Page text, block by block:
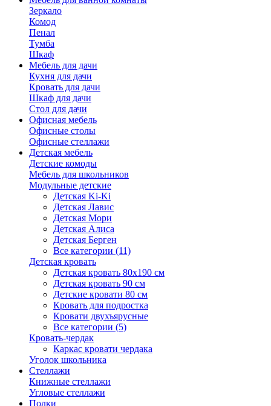
Зеркало
Комод
Пенал
Тумба
Шкаф
Мебель для дачи
Кухня для дачи
Кровать для дачи
Шкаф для дачи
Стол для дачи
Офисная мебель
Офисные столы
Офисные стеллажи
Детская мебель
Детские комоды
Мебель для школьников
Модульные детские
Детская Ki-Ki
Детская Лавис
Детская Мори
Детская Алиса
Детская Берген
Все категории (11)
Детская кровать
Детская кровать 80х190 см
Детская кровать 90 см
Детские кровати 80 см
Кровать для подростка
Кровати двухъярусные
Все категории (5)
Кровать-чердак
Каркас кровати чердака
Уголок школьника
Стеллажи
Книжные стеллажи
Угловые стеллажи
Полки